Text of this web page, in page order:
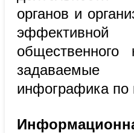
органов и
общественного
инфографика по